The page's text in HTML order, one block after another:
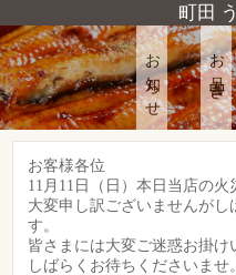
町田
お知らせ お品書き
お客様各位
11月11日（日）本日当店の火
大変申し訳ございませんがし
す。
皆さまには大変ご迷惑お掛
しばらくお待ちくださいませ。